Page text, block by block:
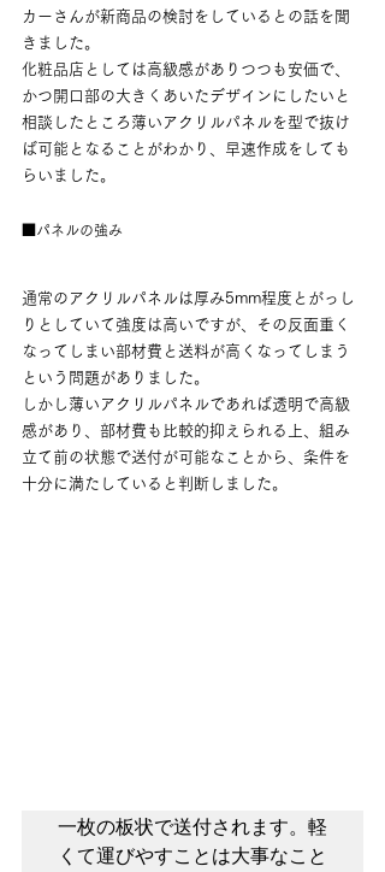
カーさんが新商品の検討をしているとの話を聞
きました。
化粧品店としては高級感がありつつも安価で、
かつ開口部の大きくあいたデザインにしたいと
相談したところ薄いアクリルパネルを型で抜け
ば可能となることがわかり、早速作成をしても
らいました。
■パネルの強み
通常のアクリルパネルは厚み5mm程度とがっし
りとしていて強度は高いですが、その反面重く
なってしまい部材費と送料が高くなってしまう
という問題がありました。
しかし薄いアクリルパネルであれば透明で高級
感があり、部材費も比較的抑えられる上、組み
立て前の状態で送付が可能なことから、条件を
十分に満たしていると判断しました。
一枚の板状で送付されます。軽
くて運びやすことは大事なこと